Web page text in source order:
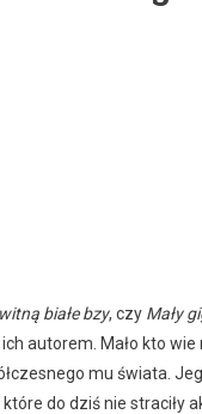
białe bzy, czy Mały
autorem. Mało kto
mu świata.
do dziś nie straciły